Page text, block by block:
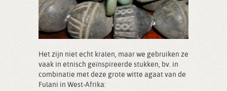
Het zijn niet echt kralen, maar we gebruiken ze
vaak in etnisch geïnspireerde stukken, bv. in
combinatie met deze grote witte agaat van de
Fulani in West-Afrika: